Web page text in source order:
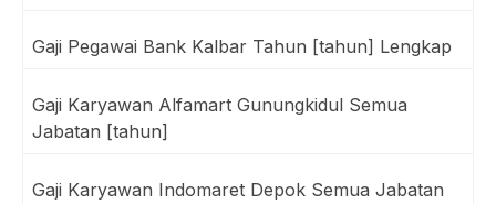
Gaji Pegawai Bank Kalbar Tahun [tahun] Lengkap
Gaji Karyawan Alfamart Gunungkidul Semua
Jabatan [tahun]
Gaji Karyawan Indomaret Depok Semua Jabatan